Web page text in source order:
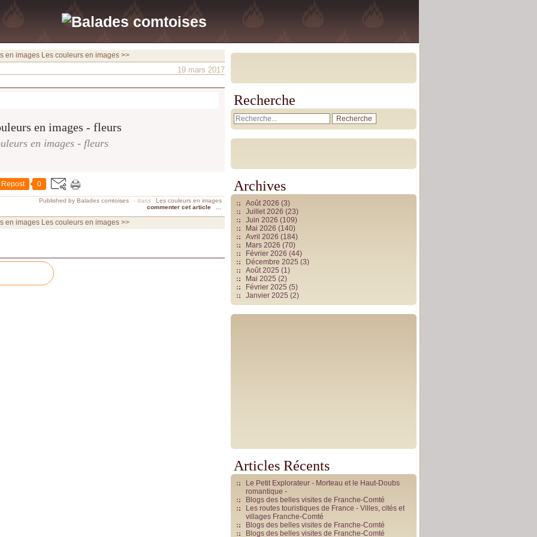
en images Les couleurs en images >>
19 mars 2017
en images - fleurs
Repost 0
Published by Balades comtoises - dans
Les couleurs en images
commenter cet article
en images Les couleurs en images >>
Recherche
Archives
Août 2026 (3)
Juillet 2026 (23)
Juin 2026 (109)
Mai 2026 (140)
Avril 2026 (184)
Mars 2026 (70)
Février 2026 (44)
Décembre 2025 (3)
Août 2025 (1)
Mai 2025 (2)
Février 2025 (5)
Janvier 2025 (2)
Articles Récents
Le Petit Explorateur - Morteau et le Haut-Doubs
romantique -
Blogs des belles visites de Franche-Comté
Les routes touristiques de France - Villes, cités et
villages Franche-Comté
Blogs des belles visites de Franche-Comté
Blogs des belles visites de Franche-Comté